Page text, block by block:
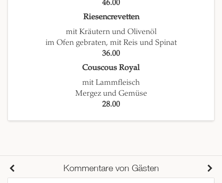
46.00
Riesencrevetten
mit Kräutern und Olivenöl
im Ofen gebraten, mit Reis und Spinat
36.00
Couscous Royal
mit Lammfleisch
Mergez und Gemüse
28.00
Kommentare von Gästen